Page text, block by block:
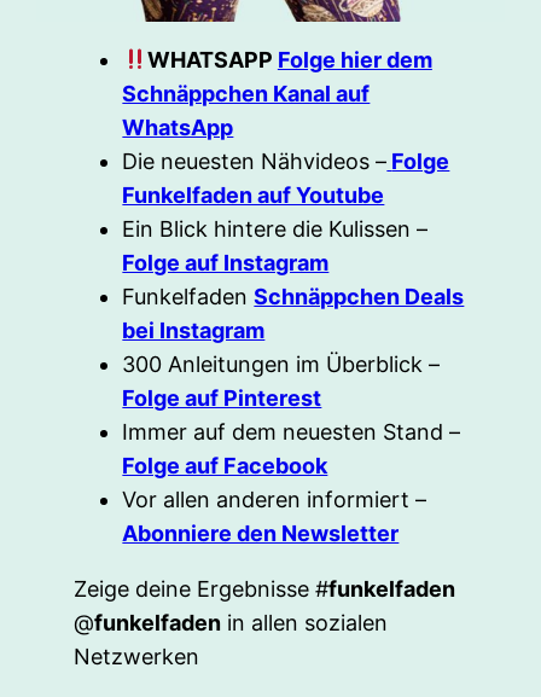
WHATSAPP Folge hier dem
Schnäppchen Kanal auf
WhatsApp
Die neuesten Nähvideos – Folge
Funkelfaden auf Youtube
Ein Blick hintere die Kulissen –
Folge auf Instagram
FunkelfadenSchnäppchen Deals
bei Instagram
300 Anleitungen im Überblick –
Folge auf Pinterest
Immer auf dem neuesten Stand –
Folge auf Facebook
Vor allen anderen informiert –
Abonniere den Newsletter
Zeige deine Ergebnisse #funkelfaden
@funkelfaden in allen sozialen
Netzwerken